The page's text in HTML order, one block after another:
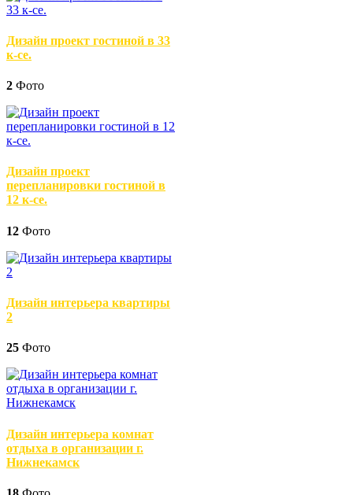
Дизайн проект гостиной в 33
к-се.
2 Фото
Дизайн проект
перепланировки гостиной в
12 к-се.
12 Фото
Дизайн интерьера квартиры
2
25 Фото
Дизайн интерьера комнат
отдыха в организации г.
Нижнекамск